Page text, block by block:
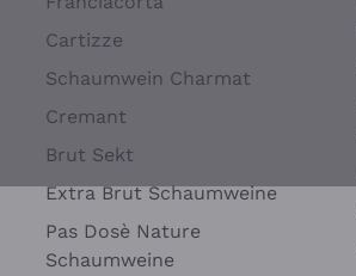
Cartizze
Schaumwein Charmat
Cremant
Brut Sekt
Extra Brut Schaumweine
Pas Dosè Nature
Schaumweine